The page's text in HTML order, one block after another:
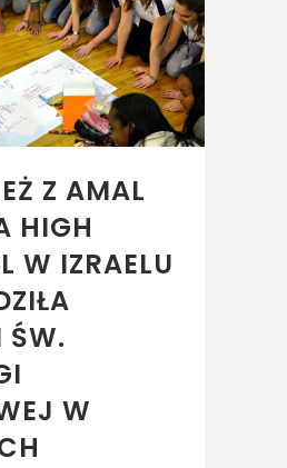
Z AMAL
HIGH
W IZRAELU
ŚW.
W